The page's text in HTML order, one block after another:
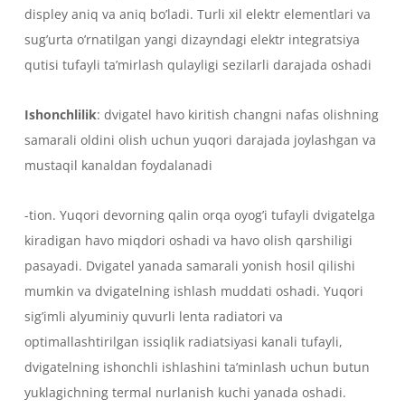
displey aniq va aniq bo’ladi. Turli xil elektr elementlari va
sug’urta o’rnatilgan yangi dizayndagi elektr integratsiya
qutisi tufayli ta’mirlash qulayligi sezilarli darajada oshadi
Ishonchlilik: dvigatel havo kiritish changni nafas olishning
samarali oldini olish uchun yuqori darajada joylashgan va
mustaqil kanaldan foydalanadi
-tion. Yuqori devorning qalin orqa oyog’i tufayli dvigatelga
kiradigan havo miqdori oshadi va havo olish qarshiligi
pasayadi. Dvigatel yanada samarali yonish hosil qilishi
mumkin va dvigatelning ishlash muddati oshadi. Yuqori
sig’imli alyuminiy quvurli lenta radiatori va
optimallashtirilgan issiqlik radiatsiyasi kanali tufayli,
dvigatelning ishonchli ishlashini ta’minlash uchun butun
yuklagichning termal nurlanish kuchi yanada oshadi.